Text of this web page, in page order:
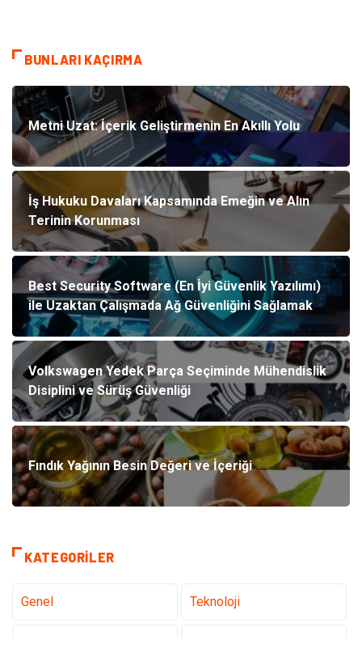
BUNLARI KAÇIRMA
Metni Uzat: İçerik Geliştirmenin En Akıllı Yolu
İş Hukuku Davaları Kapsamında Emeğin ve Alın
Terinin Korunması
Best Security Software (En İyi Güvenlik Yazılımı)
ile Uzaktan Çalışmada Ağ Güvenliğini Sağlamak
Volkswagen Yedek Parça Seçiminde Mühendislik
Disiplini ve Sürüş Güvenliği
Fındık Yağının Besin Değeri ve İçeriği
KATEGORILER
Genel Teknoloji